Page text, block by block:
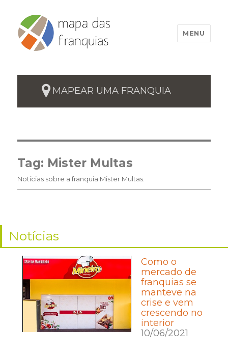
MENU
MAPEAR UMA FRANQUIA
Tag: Mister Multas
Notícias sobre a franquia Mister Multas.
Notícias
Como o
mercado de
franquias se
manteve na
crise e vem
crescendo no
interior
10/06/2021